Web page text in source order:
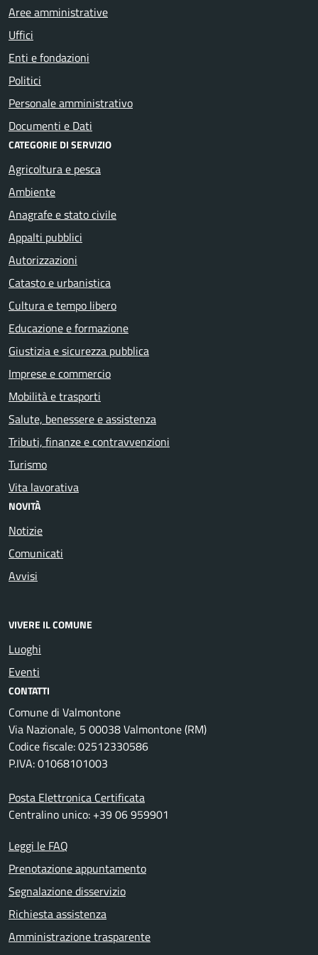
Aree amministrative
Uffici
Enti e fondazioni
Politici
Personale amministrativo
Documenti e Dati
CATEGORIE DI SERVIZIO
Agricoltura e pesca
Ambiente
Anagrafe e stato civile
Appalti pubblici
Autorizzazioni
Catasto e urbanistica
Cultura e tempo libero
Educazione e formazione
Giustizia e sicurezza pubblica
Imprese e commercio
Mobilità e trasporti
Salute, benessere e assistenza
Tributi, finanze e contravvenzioni
Turismo
Vita lavorativa
NOVITÀ
Notizie
Comunicati
Avvisi
VIVERE IL COMUNE
Luoghi
Eventi
CONTATTI
Comune di Valmontone
Via Nazionale, 5 00038 Valmontone (RM)
Codice fiscale: 02512330586
P.IVA: 01068101003
Posta Elettronica Certificata
Centralino unico: +39 06 959901
Leggi le FAQ
Prenotazione appuntamento
Segnalazione disservizio
Richiesta assistenza
Amministrazione trasparente